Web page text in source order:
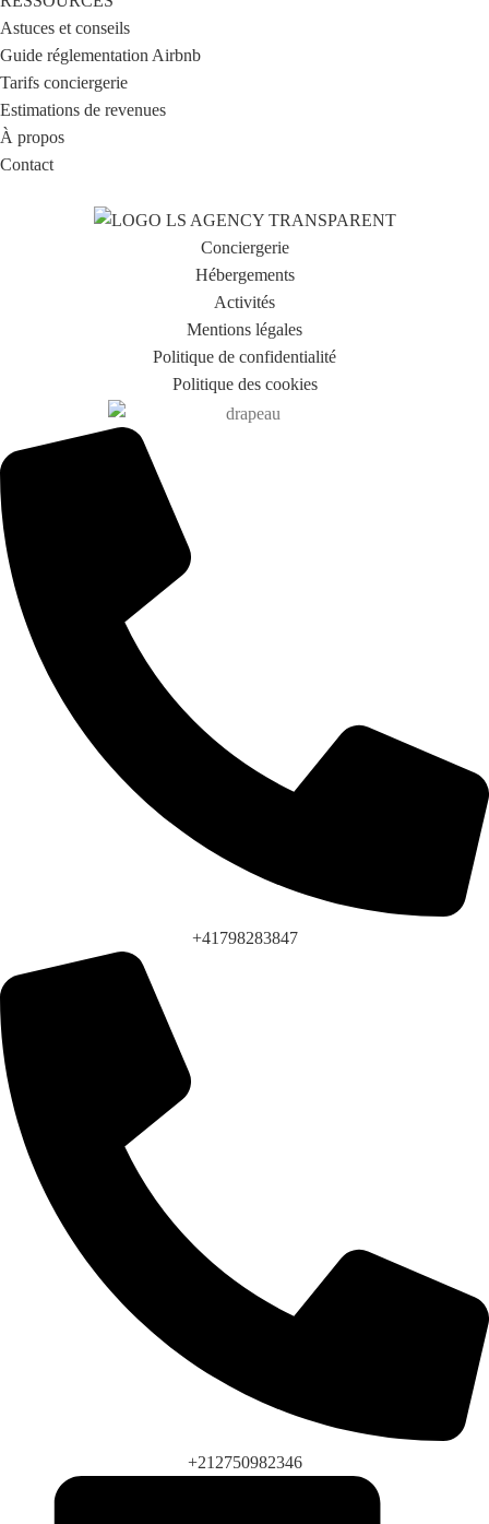
Astuces et conseils
Guide réglementation Airbnb
Tarifs conciergerie
Estimations de revenues
À propos
Contact
Conciergerie
Hébergements
Activités
Mentions légales
Politique de confidentialité
Politique des cookies
+41798283847
+212750982346